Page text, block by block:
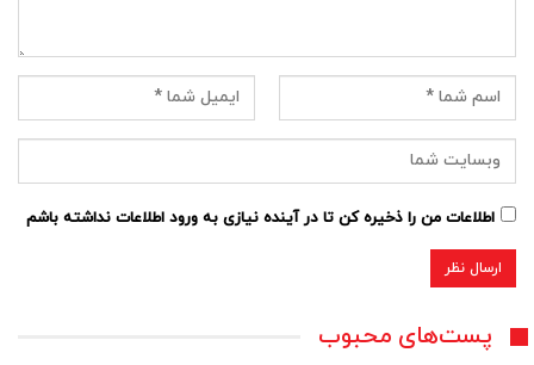
اطلاعات من را ذخیره کن تا در آینده نیازی به ورود اطلاعات نداشته باشم
پست‌های محبوب